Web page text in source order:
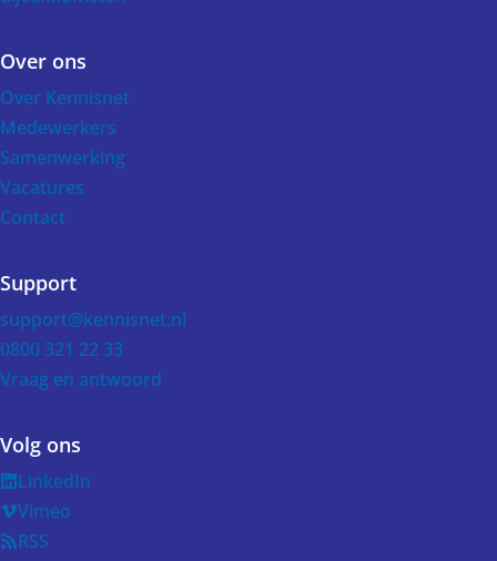
Over ons
Over Kennisnet
Medewerkers
Samenwerking
Vacatures
Contact
Support
support@kennisnet.nl
0800 321 22 33
Vraag en antwoord
Volg ons
LinkedIn
Vimeo
RSS